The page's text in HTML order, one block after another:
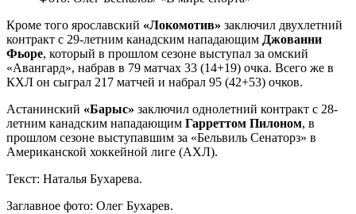
Кроме того ярославский «Локомотив» заключил двухлетний
контракт с 29-летним канадским нападающим Джованни
Фьоре, который в прошлом сезоне выступал за омский
«Авангард», набрав в 79 матчах 33 (14+19) очка. Всего же в
КХЛ он сыграл 217 матчей и набрал 95 (42+53) очков.
Астанинский «Барыс» заключил однолетний контракт с 28-
летним канадским нападающим Гарреттом Пилоном, в
прошлом сезоне выступавшим за «Бельвиль Сенаторз» в
Американской хоккейной лиге (АХЛ).
Текст: Наталья Бухарева.
Заглавное фото: Олег Бухарев.